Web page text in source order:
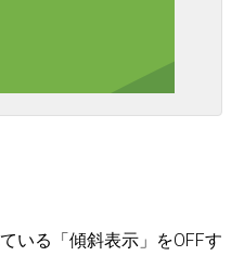
いる「傾斜表示」をOFFす